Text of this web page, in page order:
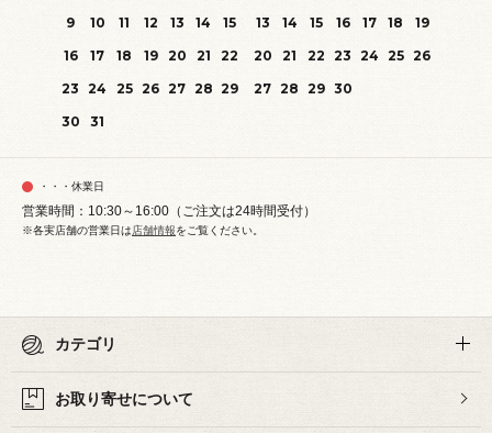
9
10 11 12 13 14
15
16
17 18 19 20 21
22
23 24 25 26 27 28 29
30
31
13
14 15 16 17 18
19
20
21 22 23 24 25 26
27 28 29 30
・・・休業日
営業時間：10:30～16:00（ご注文は24時間受付）
※各実店舗の営業日は店舗情報をご覧ください。
カテゴリ
お取り寄せについて